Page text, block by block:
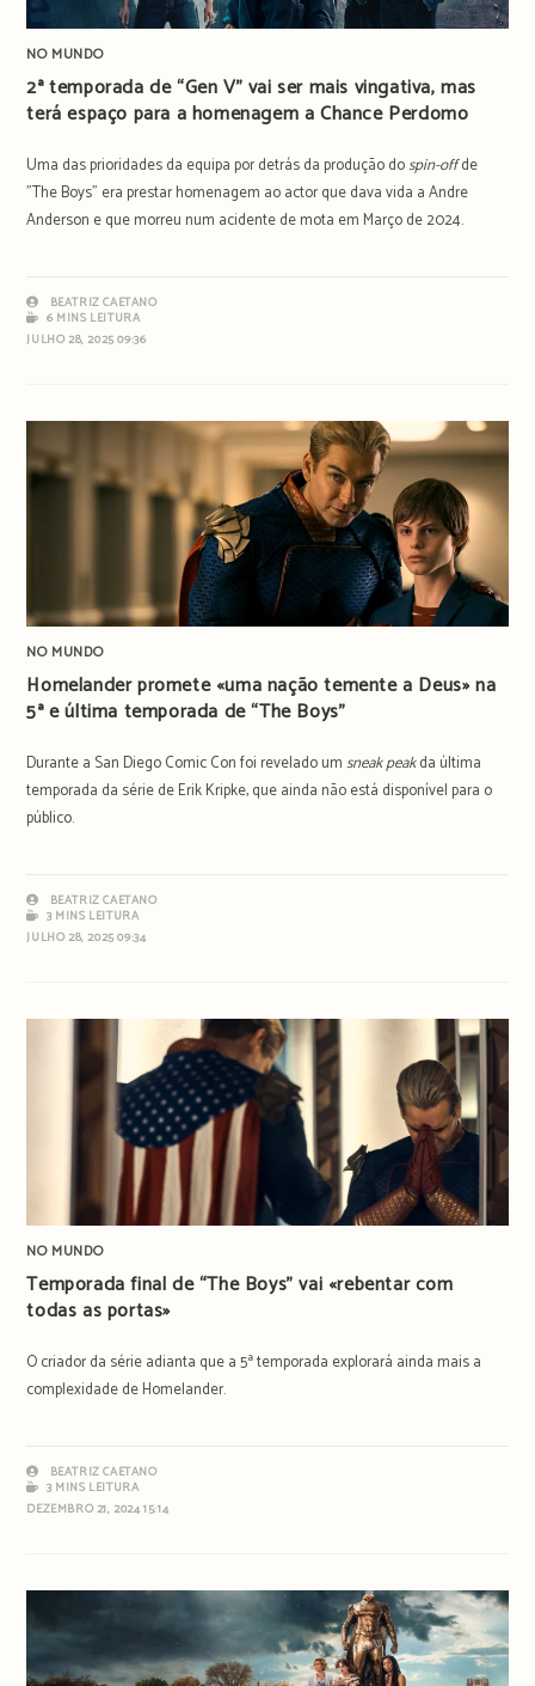
NO MUNDO
2ª temporada de “Gen V” vai ser mais vingativa, mas
terá espaço para a homenagem a Chance Perdomo
Uma das prioridades da equipa por detrás da produção dospin-offde
"The Boys" era prestar homenagem ao actor que dava vida a Andre
Anderson e que morreu num acidente de mota em Março de 2024.
BEATRIZ CAETANO
6 MINS LEITURA
JULHO 28, 2025 09:36
NO MUNDO
Homelander promete «uma nação temente a Deus» na
5ª e última temporada de “The Boys”
Durante a San Diego Comic Con foi revelado umsneak peakda última
temporada da série de Erik Kripke, que ainda não está disponível para o
público.
BEATRIZ CAETANO
3 MINS LEITURA
JULHO 28, 2025 09:34
NO MUNDO
Temporada final de “The Boys” vai «rebentar com
todas as portas»
O criador da série adianta que a 5ª temporada explorará ainda mais a
complexidade de Homelander.
BEATRIZ CAETANO
3 MINS LEITURA
DEZEMBRO 21, 2024 15:14